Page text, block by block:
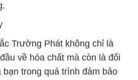
Trường Phát không chỉ là
về hóa chất mà còn là đối
bạn trong quá trình đảm bảo